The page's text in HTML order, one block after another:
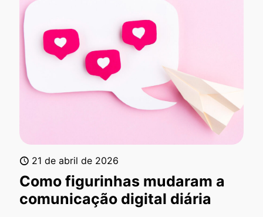
21 de abril de 2026
Como figurinhas mudaram a
comunicação digital diária